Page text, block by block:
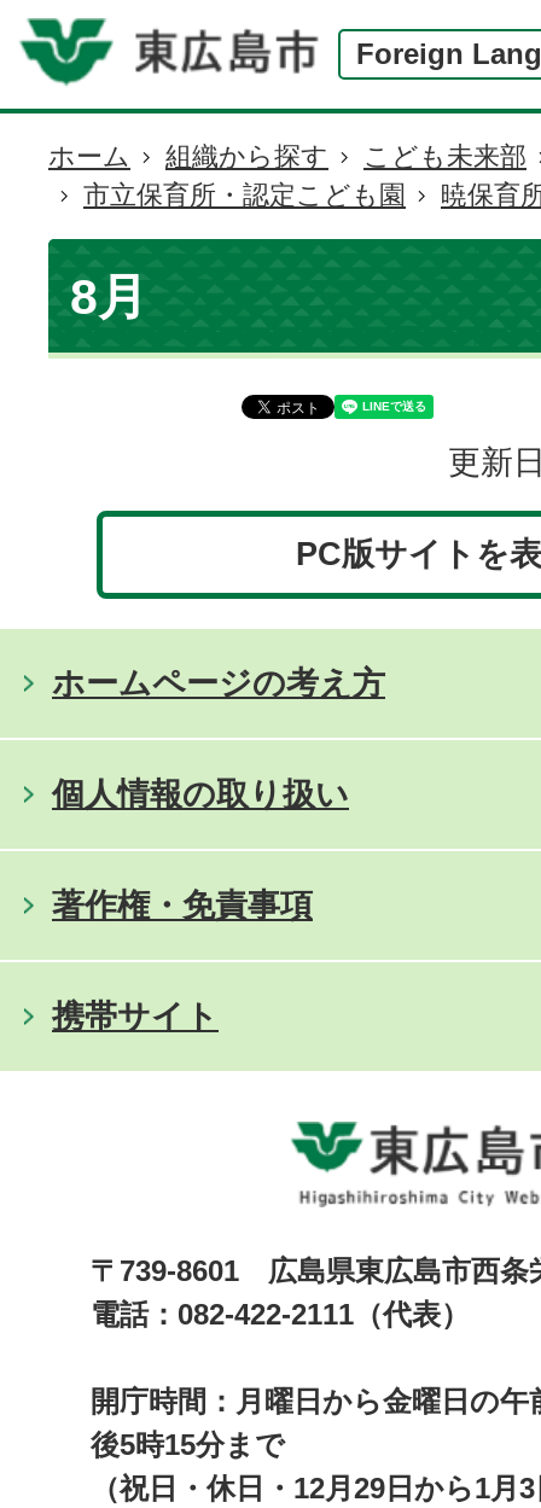
Foreign
現
在
の
位
置
ホーム 組織から探す
こども未来部
市立保育所・認定こども園
暁保育
8月
更新
PC版サイトを
ホームページの考え方
個人情報の取り扱い
著作権・免責事項
携帯サイト
〒739-8601 広島県東広島市西
電話：082-422-2111（代表）
開庁時間：月曜日から金曜日の午
後5時15分まで
（祝日・休日・12月29日から1月